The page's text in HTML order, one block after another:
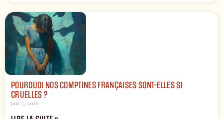
POURQUOI NOS COMPTINES FRANÇAISES SONT-ELLES SI
CRUELLES ?
juin 7, 2026